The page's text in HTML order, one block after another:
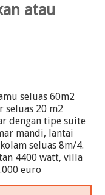
atau
seluas 60m2
seluas 20 m2
dengan tipe suite
mandi, lantai
seluas 8m/4.
4400 watt, villa
euro